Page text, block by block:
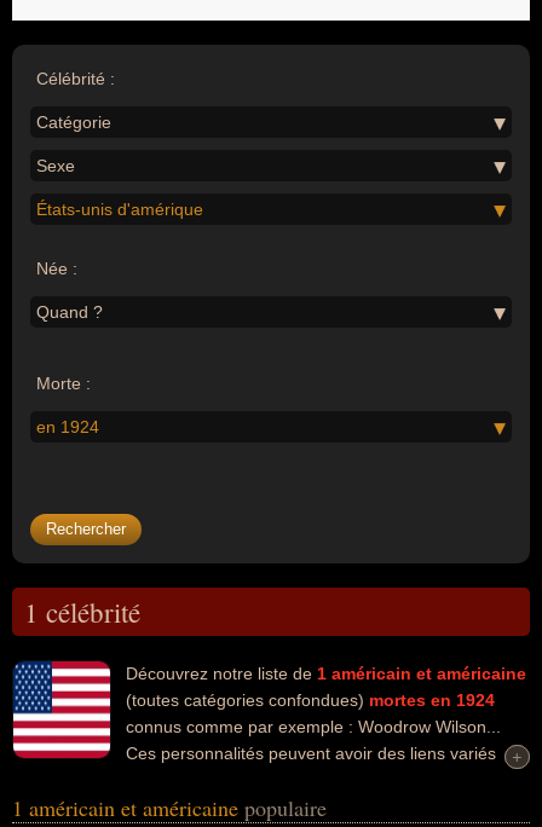
Célébrité :
Catégorie
Sexe
États-unis d'amérique
Née :
Quand ?
Morte :
en 1924
1 célébrité
Découvrez notre liste de 1 américain et américaine
(toutes catégories confondues) mortes en 1924
connus comme par exemple : Woodrow Wilson...
Ces personnalités peuvent avoir des liens variés
peuvent également avoir été homme d'état, homme politique ou
+
+
1 américain et américaine populaire